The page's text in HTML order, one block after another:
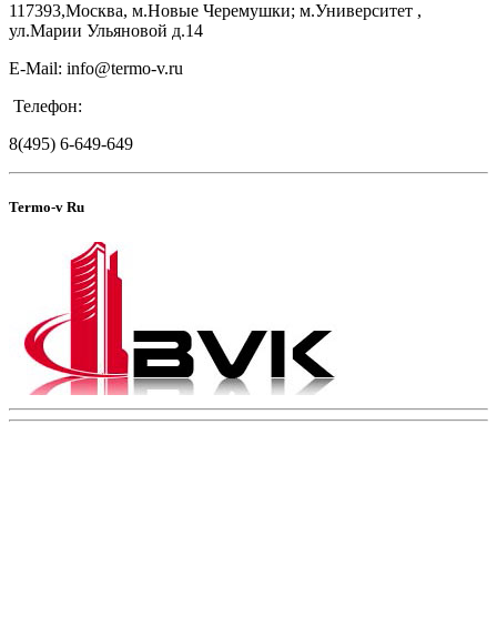
117393,Москва, м.Новые Черемушки; м.Университет ,
ул.Марии Ульяновой д.14
E-Mail: info@termo-v.ru
Телефон:
8(495) 6-649-649
Termo-v Ru